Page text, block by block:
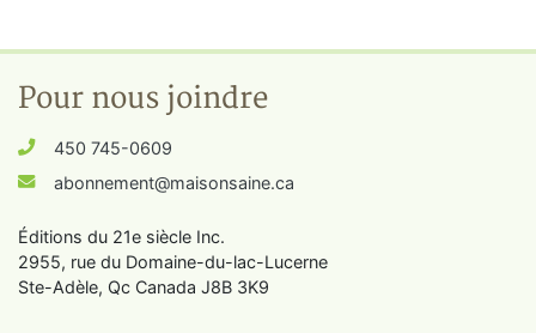
Pour nous joindre
450 745-0609
abonnement@maisonsaine.ca
Éditions du 21e siècle Inc.
2955, rue du Domaine-du-lac-Lucerne
Ste-Adèle, Qc Canada J8B 3K9